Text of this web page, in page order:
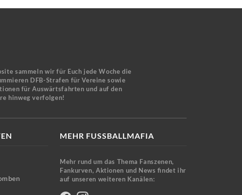
sammeln wir für Euch jede Woche die
DFB-Strafen für Vereine sowie
für Auswärtsfahrten und auf den
hinweg verfolgen!
MEHR FUSSBALLMAFIA
Mehr rund um das Thema Fanszenen,
Fankurven, Aktionen und News findet ihr
auf unseren weiteren Kanälen: